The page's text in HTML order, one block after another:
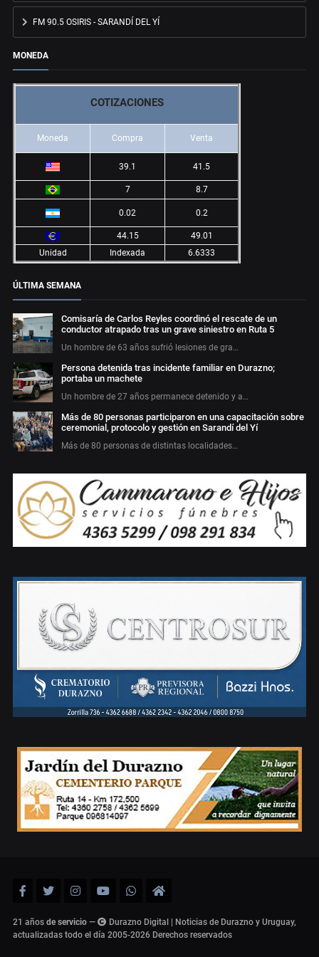
FM 90.5 OSIRIS - SARANDÍ DEL YÍ
MONEDA
COTIZACIONES
Moneda Compra Venta
39.1 41.5
7 8.7
0.02 0.2
44.15
49.01
Unidad
Indexada 6.6333
ÚLTIMA SEMANA
Comisaría de Carlos Reyles coordinó el rescate de un
conductor atrapado tras un grave siniestro en Ruta 5
Un hombre de 63 años sufrió lesiones de gra…
Persona detenida tras incidente familiar en Durazno;
portaba un machete
Un hombre de 27 años permanece detenido y a…
Más de 80 personas participaron en una capacitación sobre
ceremonial, protocolo y gestión en Sarandí del Yí
Más de 80 personas de distintas localidades…
21 años de servicio —
Durazno Digital | Noticias de Durazno y Uruguay,
actualizadas todo el día 2005-2026 Derechos reservados